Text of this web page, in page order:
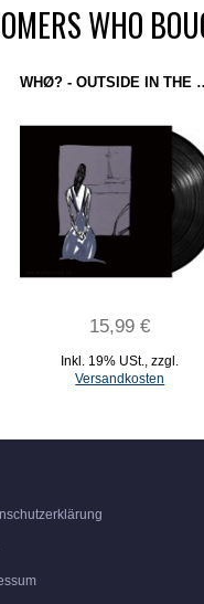
WHO
WHØ? - OUTSIDE
15,99 €
Inkl. 19% USt.,zzgl.
Versandkosten